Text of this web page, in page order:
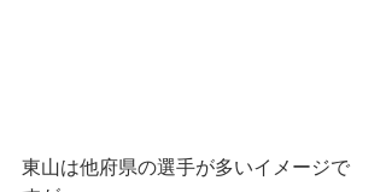
東山は他府県の選手が多いイメージで